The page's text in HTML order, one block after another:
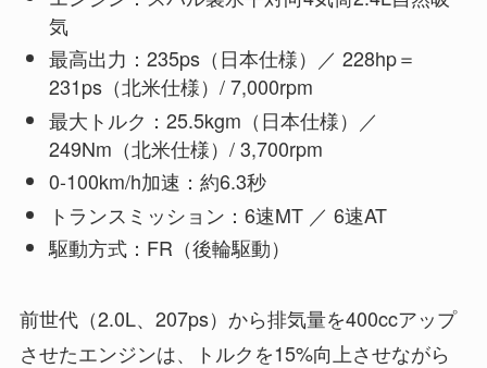
気
最高出力：235ps（日本仕様）／ 228hp＝
231ps（北米仕様）/ 7,000rpm
最大トルク：25.5kgm（日本仕様）／
249Nm（北米仕様）/ 3,700rpm
0-100km/h加速：約6.3秒
トランスミッション：6速MT ／ 6速AT
駆動方式：FR（後輪駆動）
前世代（2.0L、207ps）から排気量を400ccアップ
させたエンジンは、トルクを15%向上させながら